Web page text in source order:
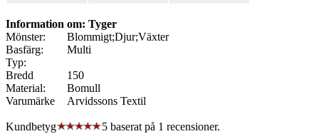
Information om: Tyger
Mönster:
Blommigt;Djur;Växter
Basfärg:
Multi
Typ:
Bredd
150
Material:
Bomull
Varumärke
Arvidssons Textil
Kundbetyg 5 baserat på 1 recensioner.